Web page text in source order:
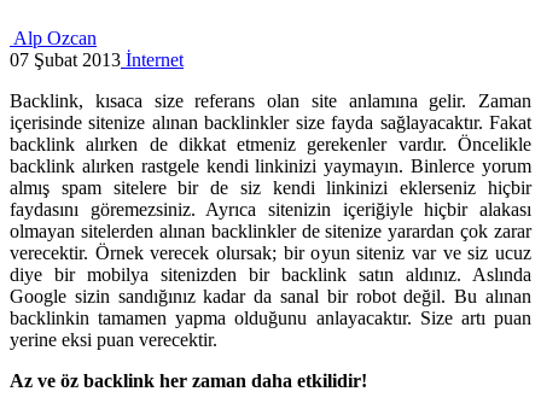
Alp Ozcan
07 Şubat 2013 İnternet
Backlink, kısaca size referans olan site anlamına gelir. Zaman
içerisinde sitenize alınan backlinkler size fayda sağlayacaktır. Fakat
backlink alırken de dikkat etmeniz gerekenler vardır. Öncelikle
backlink alırken rastgele kendi linkinizi yaymayın. Binlerce yorum
almış spam sitelere bir de siz kendi linkinizi eklerseniz hiçbir
faydasını göremezsiniz. Ayrıca sitenizin içeriğiyle hiçbir alakası
olmayan sitelerden alınan backlinkler de sitenize yarardan çok zarar
verecektir. Örnek verecek olursak; bir oyun siteniz var ve siz ucuz
diye bir mobilya sitenizden bir backlink satın aldınız. Aslında
Google sizin sandığınız kadar da sanal bir robot değil. Bu alınan
backlinkin tamamen yapma olduğunu anlayacaktır. Size artı puan
yerine eksi puan verecektir.
Az ve öz backlink her zaman daha etkilidir!